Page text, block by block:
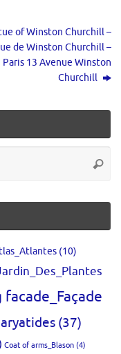
of Winston Churchill –
de Winston Churchill –
Paris 13 Avenue Winston
Churchill
(10)
(37)
Coat of arms_Blason (4)